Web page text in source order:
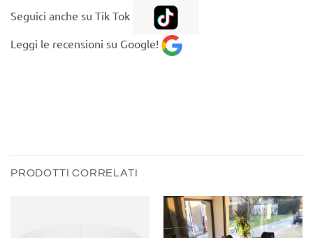
Seguici anche su Tik Tok
Leggi le recensioni su Google!
PRODOTTI CORRELATI